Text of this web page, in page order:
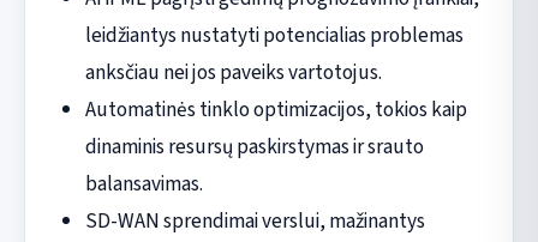
leidžiantys nustatyti potencialias problemas
anksčiau nei jos paveiks vartotojus.
Automatinės tinklo optimizacijos, tokios kaip
dinaminis resursų paskirstymas ir srauto
balansavimas.
SD-WAN sprendimai verslui, mažinantys